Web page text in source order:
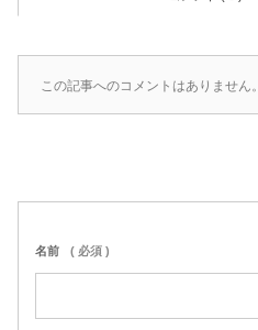
この記事へのコメントはありません。
名前 ( 必須 )